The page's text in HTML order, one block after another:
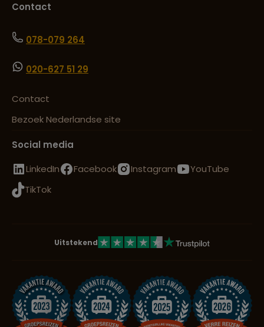
Contact
078-079 264
020-627 51 29
Contact
Bezoek Nederlandse site
Social media
LinkedIn
Facebook Instagram
YouTube
TikTok
Uitstekend